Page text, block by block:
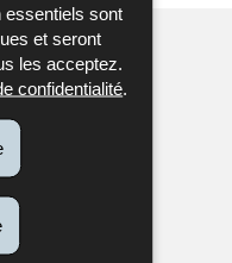
essentiels sont
et seront
les acceptez.
confidentialité.